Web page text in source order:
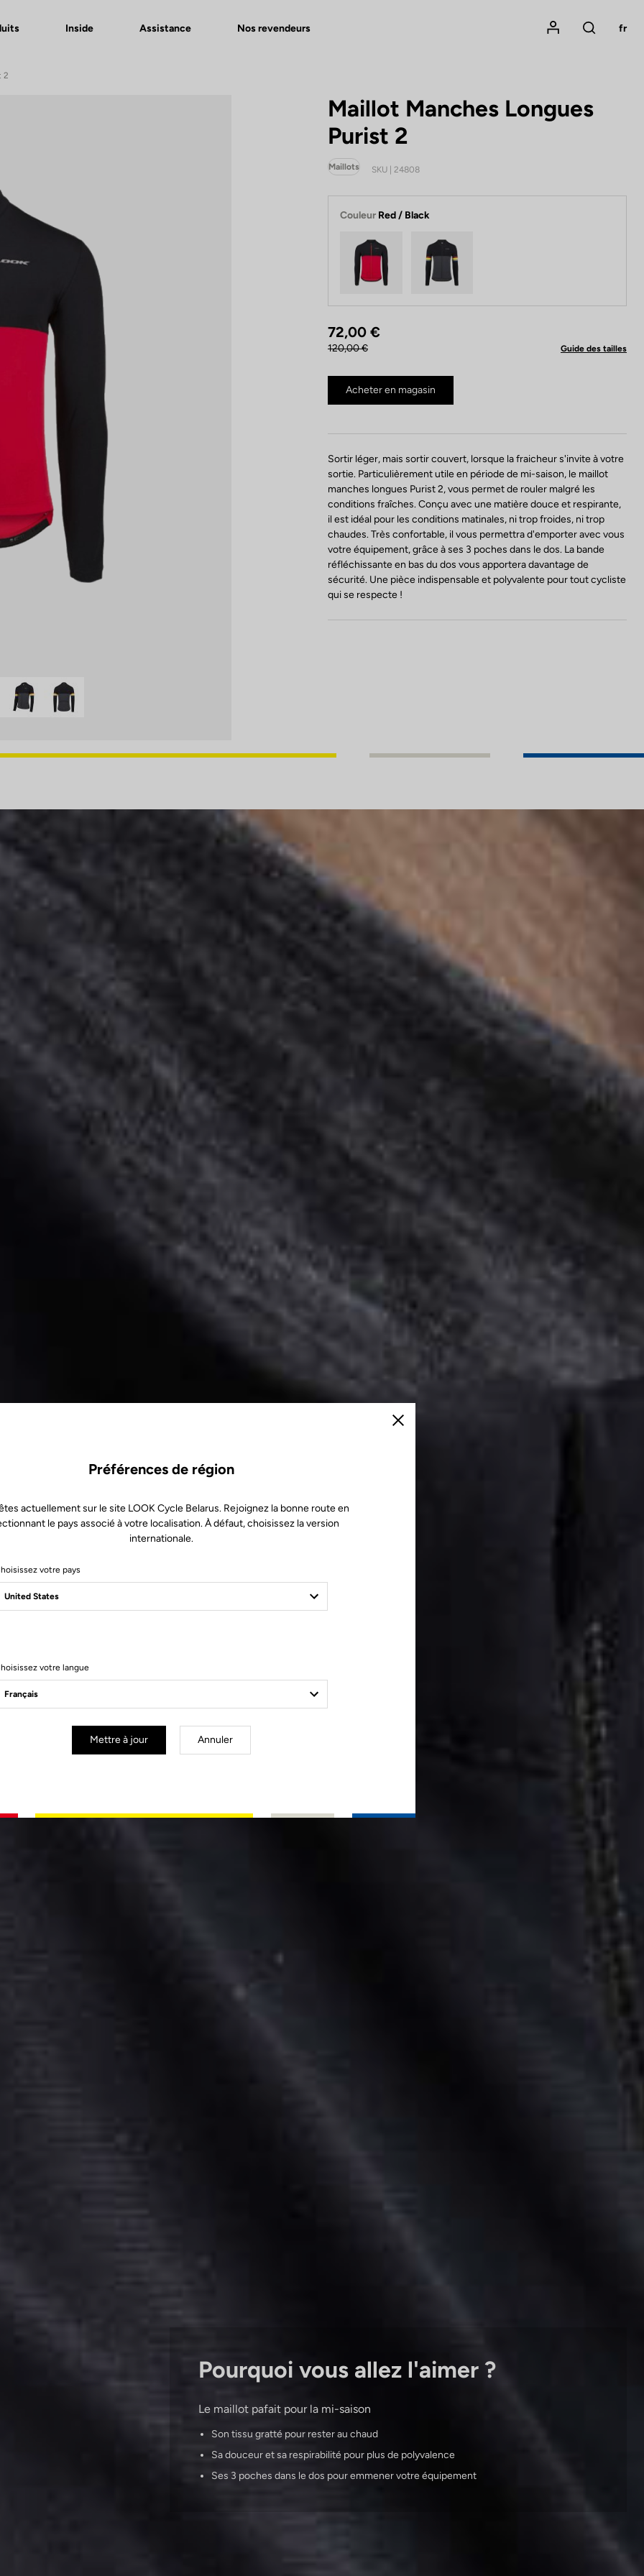
Inside Assistance Nos revendeurs
Mon compte
Rechercher
fr
2
Maillot Manches Longues
Purist 2
Maillots SKU | 24808
Couleur Red / Black
72,00 €
120,00 € Guide des tailles
Acheter en magasin
Sortir léger, mais sortir couvert, lorsque la fraicheur s'invite à votre
sortie. Particulièrement utile en période de mi-saison, le maillot
manches longues Purist 2, vous permet de rouler malgré les
conditions fraîches. Conçu avec une matière douce et respirante,
il est idéal pour les conditions matinales, ni trop froides, ni trop
chaudes. Très confortable, il vous permettra d'emporter avec vous
votre équipement, grâce à ses 3 poches dans le dos. La bande
réfléchissante en bas du dos vous apportera davantage de
sécurité. Une pièce indispensable et polyvalente pour tout cycliste
qui se respecte !
Pourquoi vous allez l'aimer ?
Le maillot pafait pour la mi-saison
Son tissu gratté pour rester au chaud
Sa douceur et sa respirabilité pour plus de polyvalence
Ses 3 poches dans le dos pour emmener votre équipement
Fermer
Préférences de région
actuellement sur le site LOOK Cycle Belarus. Rejoignez la bonne route en
le pays associé à votre localisation. À défaut, choisissez la version
internationale.
votre pays
votre langue
Mettre à jour Annuler